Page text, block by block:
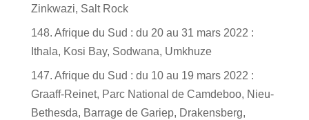
Zinkwazi, Salt Rock
148. Afrique du Sud : du 20 au 31 mars 2022 :
Ithala, Kosi Bay, Sodwana, Umkhuze
147. Afrique du Sud : du 10 au 19 mars 2022 :
Graaff-Reinet, Parc National de Camdeboo, Nieu-
Bethesda, Barrage de Gariep, Drakensberg,